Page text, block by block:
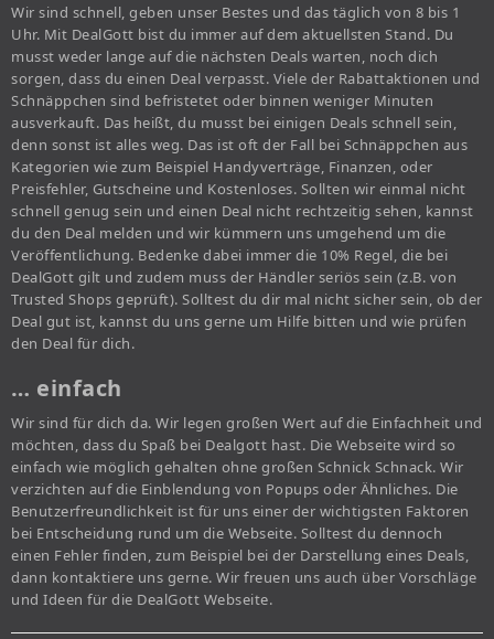
Wir sind schnell, geben unser Bestes und das täglich von 8 bis 1
Uhr. Mit DealGott bist du immer auf dem aktuellsten Stand. Du
musst weder lange auf die nächsten Deals warten, noch dich
sorgen, dass du einen Deal verpasst. Viele der Rabattaktionen und
Schnäppchen sind befristetet oder binnen weniger Minuten
ausverkauft. Das heißt, du musst bei einigen Deals schnell sein,
denn sonst ist alles weg. Das ist oft der Fall bei Schnäppchen aus
Kategorien wie zum Beispiel Handyverträge, Finanzen, oder
Preisfehler, Gutscheine und Kostenloses. Sollten wir einmal nicht
schnell genug sein und einen Deal nicht rechtzeitig sehen, kannst
du den Deal melden und wir kümmern uns umgehend um die
Veröffentlichung. Bedenke dabei immer die 10% Regel, die bei
DealGott gilt und zudem muss der Händler seriös sein (z.B. von
Trusted Shops geprüft). Solltest du dir mal nicht sicher sein, ob der
Deal gut ist, kannst du uns gerne um Hilfe bitten und wie prüfen
den Deal für dich.
… einfach
Wir sind für dich da. Wir legen großen Wert auf die Einfachheit und
möchten, dass du Spaß bei Dealgott hast. Die Webseite wird so
einfach wie möglich gehalten ohne großen Schnick Schnack. Wir
verzichten auf die Einblendung von Popups oder Ähnliches. Die
Benutzerfreundlichkeit ist für uns einer der wichtigsten Faktoren
bei Entscheidung rund um die Webseite. Solltest du dennoch
einen Fehler finden, zum Beispiel bei der Darstellung eines Deals,
dann kontaktiere uns gerne. Wir freuen uns auch über Vorschläge
und Ideen für die DealGott Webseite.